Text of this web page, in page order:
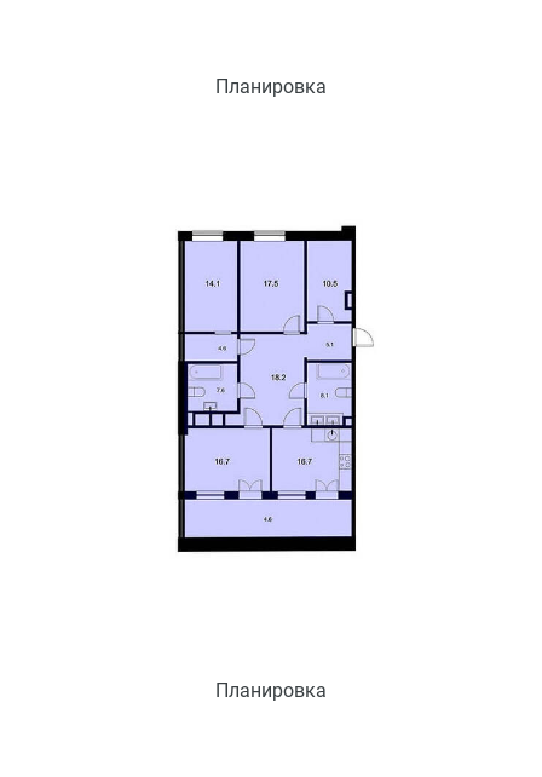
Планировка
Планировка